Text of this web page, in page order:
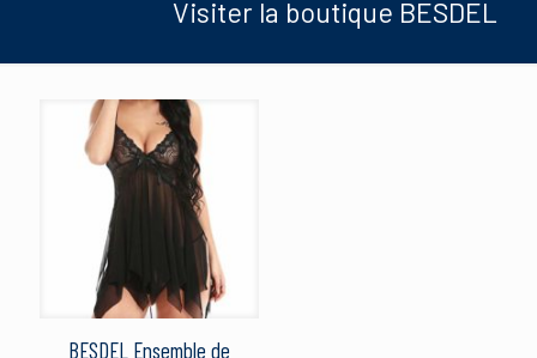
Visiter la boutique BESDEL
BESDEL Ensemble de